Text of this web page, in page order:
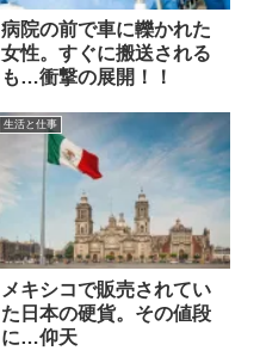
病院の前で車に轢かれた
女性。すぐに搬送される
も…衝撃の展開！！
生活と仕事
メキシコで販売されてい
た日本の硬貨。その値段
に…仰天